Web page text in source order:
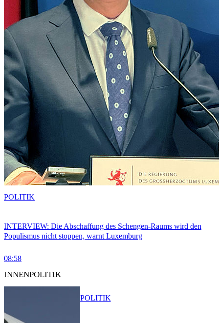
INTERVIEW: Die Abschaffung des Schengen-Raums wird den
Populismus nicht stoppen, warnt Luxemburg
08:58
POLITIK
INNENPOLITIK
POLITIK